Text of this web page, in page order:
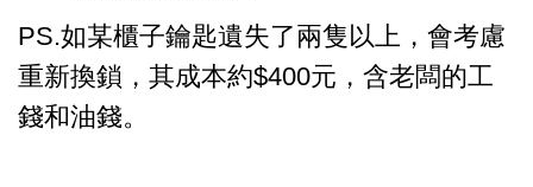
PS.如某櫃子鑰匙遺失了兩隻以上，會考慮
重新換鎖，其成本約$400元，含老闆的工
錢和油錢。